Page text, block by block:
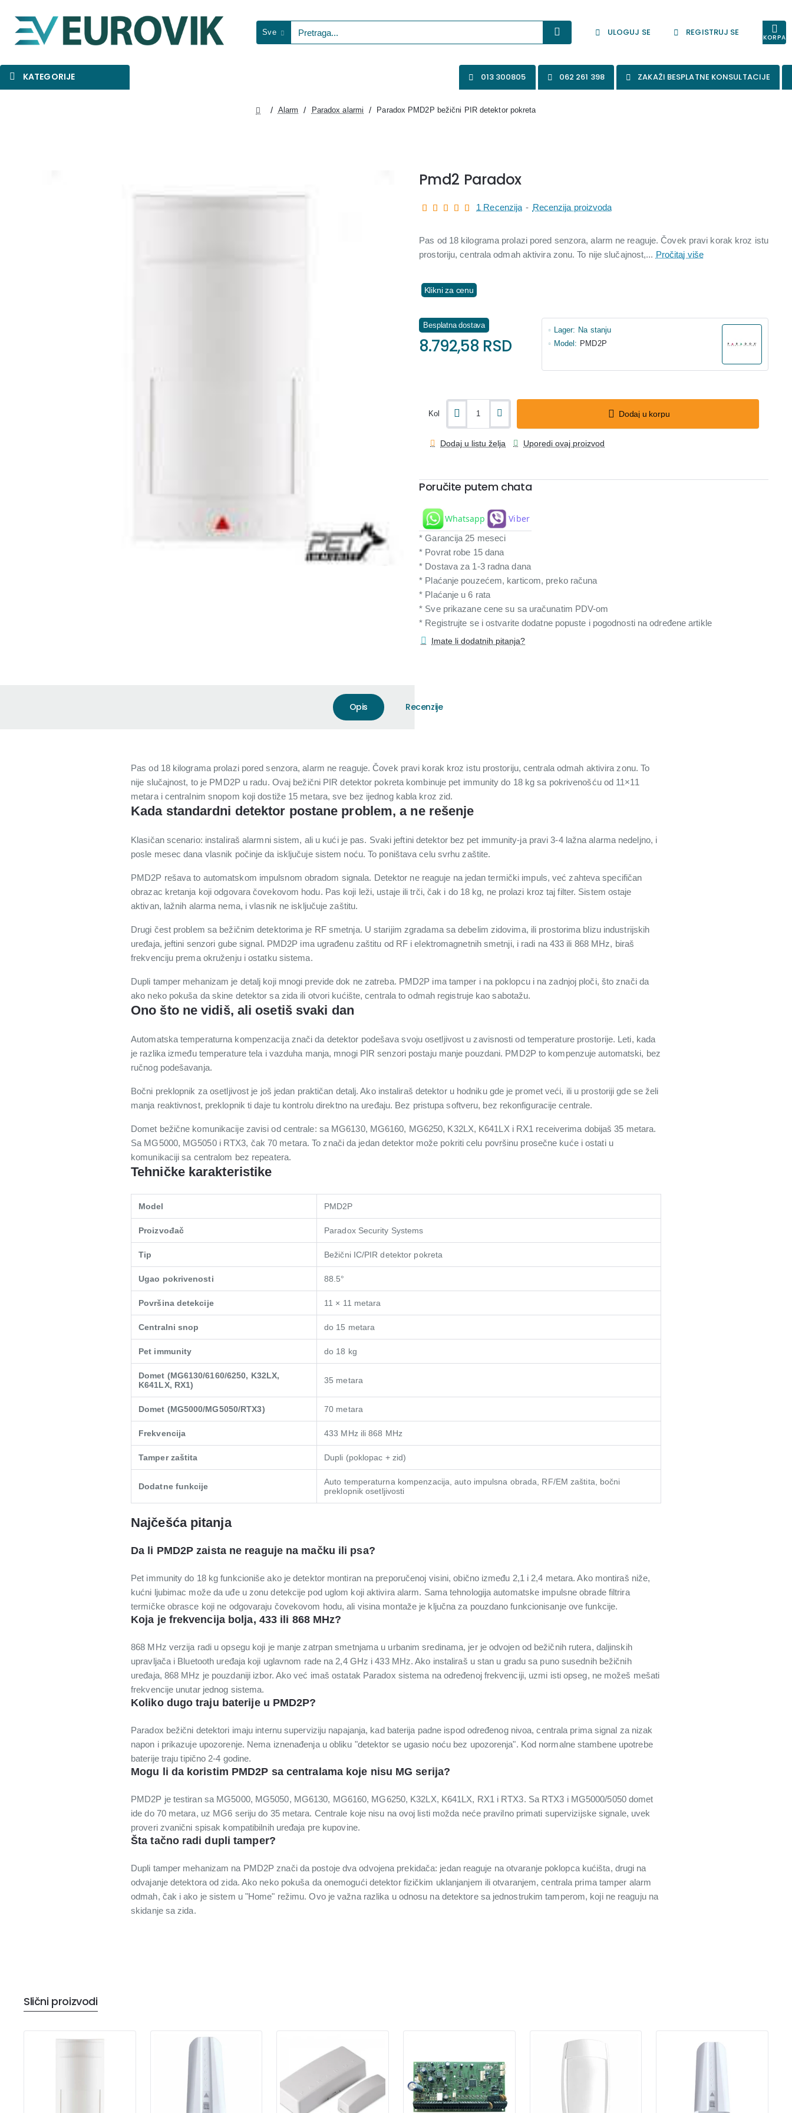
Sve
Pretraga... ULOGUJ SE REGISTRUJ SE KORPA
KATEGORIJE SVE ZA VIDEO NADZOR
013 300805 062 261 398 ZAKAŽI BESPLATNE KONSULTACIJE
Alarm Paradox alarmi Paradox PMD2P bežični PIR detektor pokreta
Pmd2 Paradox
Pas od 18 kilograma prolazi pored senzora, alarm ne reaguje. Čovek pravi korak kroz istu
prostoriju, centrala odmah aktivira zonu. To nije slučajnost,... Pročitaj više
Klikni za cenu
1 Recenzija - Recenzija proizvoda
Besplatna dostava
8.792,58 RSD
Lager: Na stanju
Model: PMD2P
Kol Dodaj u korpu
Dodaj u listu želja Uporedi ovaj proizvod
Poručite putem chata
Whatsapp Viber
* Garancija 25 meseci
* Povrat robe 15 dana
* Dostava za 1-3 radna dana
* Plaćanje pouzećem, karticom, preko računa
* Plaćanje u 6 rata
* Sve prikazane cene su sa uračunatim PDV-om
* Registrujte se i ostvarite dodatne popuste i pogodnosti na određene artikle
Imate li dodatnih pitanja?
Opis Recenzije
Pas od 18 kilograma prolazi pored senzora, alarm ne reaguje. Čovek pravi korak kroz istu prostoriju, centrala odmah aktivira zonu. To
nije slučajnost, to je PMD2P u radu. Ovaj bežični PIR detektor pokreta kombinuje pet immunity do 18 kg sa pokrivenošću od 11×11
metara i centralnim snopom koji dostiže 15 metara, sve bez ijednog kabla kroz zid.
Kada standardni detektor postane problem, a ne rešenje
Klasičan scenario: instaliraš alarmni sistem, ali u kući je pas. Svaki jeftini detektor bez pet immunity-ja pravi 3-4 lažna alarma nedeljno, i
posle mesec dana vlasnik počinje da isključuje sistem noću. To poništava celu svrhu zaštite.
PMD2P rešava to automatskom impulsnom obradom signala. Detektor ne reaguje na jedan termički impuls, već zahteva specifičan
obrazac kretanja koji odgovara čovekovom hodu. Pas koji leži, ustaje ili trči, čak i do 18 kg, ne prolazi kroz taj filter. Sistem ostaje
aktivan, lažnih alarma nema, i vlasnik ne isključuje zaštitu.
Drugi čest problem sa bežičnim detektorima je RF smetnja. U starijim zgradama sa debelim zidovima, ili prostorima blizu industrijskih
uređaja, jeftini senzori gube signal. PMD2P ima ugrađenu zaštitu od RF i elektromagnetnih smetnji, i radi na 433 ili 868 MHz, biraš
frekvenciju prema okruženju i ostatku sistema.
Dupli tamper mehanizam je detalj koji mnogi previde dok ne zatreba. PMD2P ima tamper i na poklopcu i na zadnjoj ploči, što znači da
ako neko pokuša da skine detektor sa zida ili otvori kućište, centrala to odmah registruje kao sabotažu.
Ono što ne vidiš, ali osetiš svaki dan
Automatska temperaturna kompenzacija znači da detektor podešava svoju osetljivost u zavisnosti od temperature prostorije. Leti, kada
je razlika između temperature tela i vazduha manja, mnogi PIR senzori postaju manje pouzdani. PMD2P to kompenzuje automatski, bez
ručnog podešavanja.
Bočni preklopnik za osetljivost je još jedan praktičan detalj. Ako instaliraš detektor u hodniku gde je promet veći, ili u prostoriji gde se želi
manja reaktivnost, preklopnik ti daje tu kontrolu direktno na uređaju. Bez pristupa softveru, bez rekonfiguracije centrale.
Domet bežične komunikacije zavisi od centrale: sa MG6130, MG6160, MG6250, K32LX, K641LX i RX1 receiverima dobijaš 35 metara.
Sa MG5000, MG5050 i RTX3, čak 70 metara. To znači da jedan detektor može pokriti celu površinu prosečne kuće i ostati u
komunikaciji sa centralom bez repeatera.
Tehničke karakteristike
Model PMD2P
Proizvođač Paradox Security Systems
Tip Bežični IC/PIR detektor pokreta
Ugao pokrivenosti 88.5°
Površina detekcije 11 × 11 metara
Centralni snop do 15 metara
Pet immunity do 18 kg
Domet (MG6130/6160/6250, K32LX,
K641LX, RX1)
35 metara
Domet (MG5000/MG5050/RTX3) 70 metara
Frekvencija 433 MHz ili 868 MHz
Tamper zaštita Dupli (poklopac + zid)
Dodatne funkcije
Auto temperaturna kompenzacija, auto impulsna obrada, RF/EM zaštita, bočni
preklopnik osetljivosti
Najčešća pitanja
Da li PMD2P zaista ne reaguje na mačku ili psa?
Pet immunity do 18 kg funkcioniše ako je detektor montiran na preporučenoj visini, obično između 2,1 i 2,4 metara. Ako montiraš niže,
kućni ljubimac može da uđe u zonu detekcije pod uglom koji aktivira alarm. Sama tehnologija automatske impulsne obrade filtrira
termičke obrasce koji ne odgovaraju čovekovom hodu, ali visina montaže je ključna za pouzdano funkcionisanje ove funkcije.
Koja je frekvencija bolja, 433 ili 868 MHz?
868 MHz verzija radi u opsegu koji je manje zatrpan smetnjama u urbanim sredinama, jer je odvojen od bežičnih rutera, daljinskih
upravljača i Bluetooth uređaja koji uglavnom rade na 2,4 GHz i 433 MHz. Ako instaliraš u stan u gradu sa puno susednih bežičnih
uređaja, 868 MHz je pouzdaniji izbor. Ako već imaš ostatak Paradox sistema na određenoj frekvenciji, uzmi isti opseg, ne možeš mešati
frekvencije unutar jednog sistema.
Koliko dugo traju baterije u PMD2P?
Paradox bežični detektori imaju internu superviziju napajanja, kad baterija padne ispod određenog nivoa, centrala prima signal za nizak
napon i prikazuje upozorenje. Nema iznenađenja u obliku "detektor se ugasio noću bez upozorenja". Kod normalne stambene upotrebe
baterije traju tipično 2-4 godine.
Mogu li da koristim PMD2P sa centralama koje nisu MG serija?
PMD2P je testiran sa MG5000, MG5050, MG6130, MG6160, MG6250, K32LX, K641LX, RX1 i RTX3. Sa RTX3 i MG5000/5050 domet
ide do 70 metara, uz MG6 seriju do 35 metara. Centrale koje nisu na ovoj listi možda neće pravilno primati supervizijske signale, uvek
proveri zvanični spisak kompatibilnih uređaja pre kupovine.
Šta tačno radi dupli tamper?
Dupli tamper mehanizam na PMD2P znači da postoje dva odvojena prekidača: jedan reaguje na otvaranje poklopca kućišta, drugi na
odvajanje detektora od zida. Ako neko pokuša da onemogući detektor fizičkim uklanjanjem ili otvaranjem, centrala prima tamper alarm
odmah, čak i ako je sistem u "Home" režimu. Ovo je važna razlika u odnosu na detektore sa jednostrukim tamperom, koji ne reaguju na
skidanje sa zida.
Slični proizvodi